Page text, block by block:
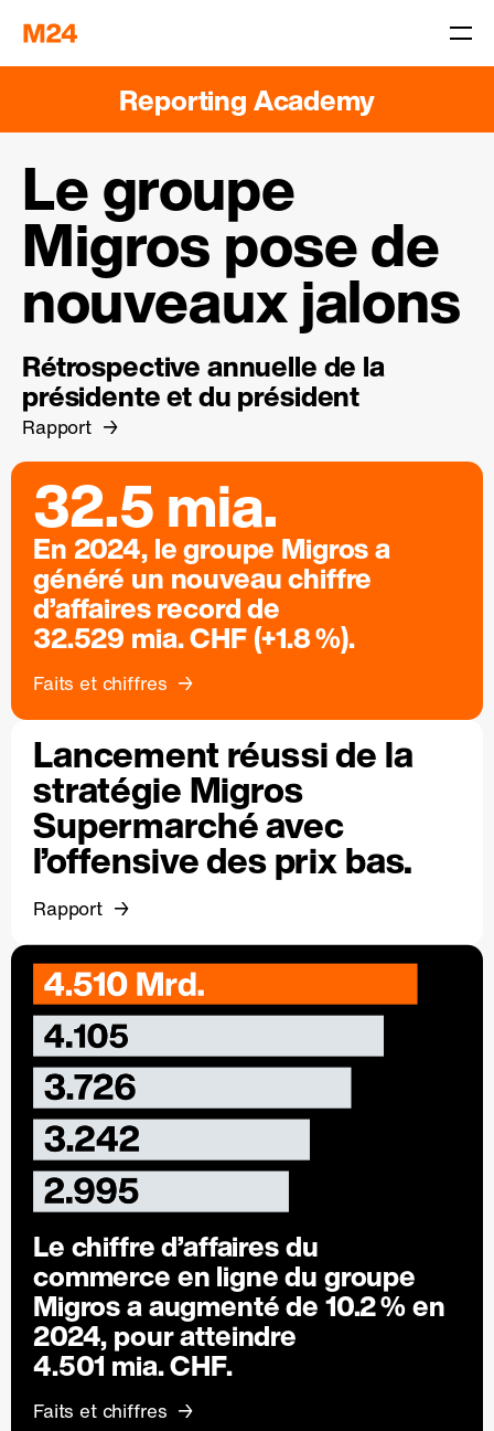
Reporting Academy
Le groupe
Migros pose de
nouveaux jalons
Rétrospective annuelle de la
présidente et du président
Rapport
32.5 mia.
En 2024, le groupe Migros a
généré un nouveau chiffre
d’affaires record de
32.529 mia. CHF (+1.8 %).
Faits et chiffres
Lancement réussi de la
stratégie Migros
Supermarché avec
l’offensive des prix bas.
Rapport
Le chiffre d’affaires du
commerce en ligne du groupe
Migros a augmenté de10.2 %en
2024, pour atteindre
4.501 mia. CHF.
Faits et chiffres